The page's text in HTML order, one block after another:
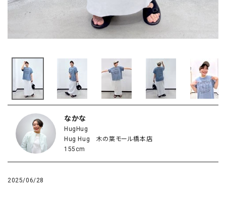
なかな
HugHug
Hug Hug 木の葉モール橋本店
155cm
2025/06/28